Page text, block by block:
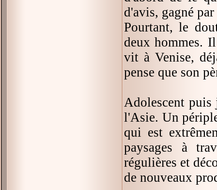
d'avis, gagné
Pourtant, le
deux hommes.
vit à Venise,
pense que son
Adolescent puis
l'Asie. Un
qui est
paysages à
régulières et
de nouveaux